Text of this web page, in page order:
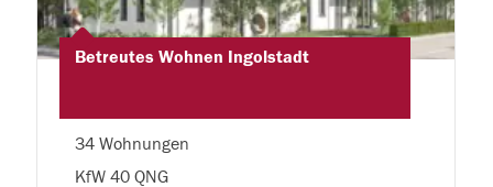
Betreutes Wohnen Ingolstadt
34 Wohnungen
KfW 40 QNG